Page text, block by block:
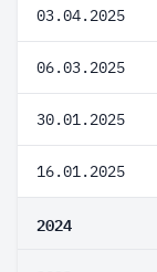
03.04.2025
06.03.2025
30.01.2025
16.01.2025
2024